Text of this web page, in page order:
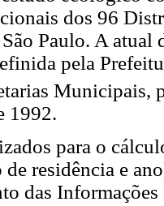
dos 96
Paulo. A atual
pela
1992.
para o
residência e
das